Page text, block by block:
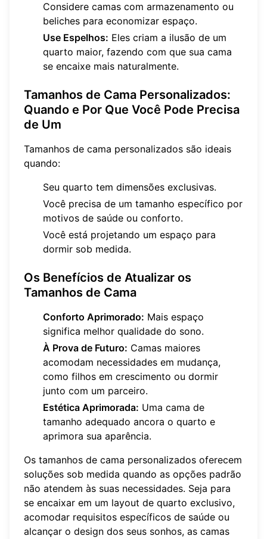
Considere camas com armazenamento ou
beliches para economizar espaço.
Use Espelhos: Eles criam a ilusão de um
quarto maior, fazendo com que sua cama
se encaixe mais naturalmente.
Tamanhos de Cama Personalizados:
Quando e Por Que Você Pode Precisa
de Um
Tamanhos de cama personalizados são ideais
quando:
Seu quarto tem dimensões exclusivas.
Você precisa de um tamanho específico por
motivos de saúde ou conforto.
Você está projetando um espaço para
dormir sob medida.
Os Benefícios de Atualizar os
Tamanhos de Cama
Conforto Aprimorado: Mais espaço
significa melhor qualidade do sono.
À Prova de Futuro: Camas maiores
acomodam necessidades em mudança,
como filhos em crescimento ou dormir
junto com um parceiro.
Estética Aprimorada: Uma cama de
tamanho adequado ancora o quarto e
aprimora sua aparência.
Os tamanhos de cama personalizados oferecem
soluções sob medida quando as opções padrão
não atendem às suas necessidades. Seja para
se encaixar em um layout de quarto exclusivo,
acomodar requisitos específicos de saúde ou
alcançar o design dos seus sonhos, as camas